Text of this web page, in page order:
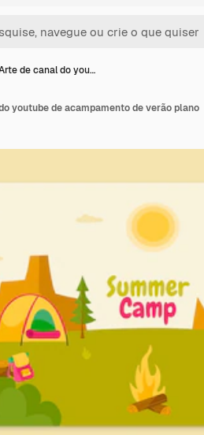
de canal do you…
youtube de acampamento de verão plano